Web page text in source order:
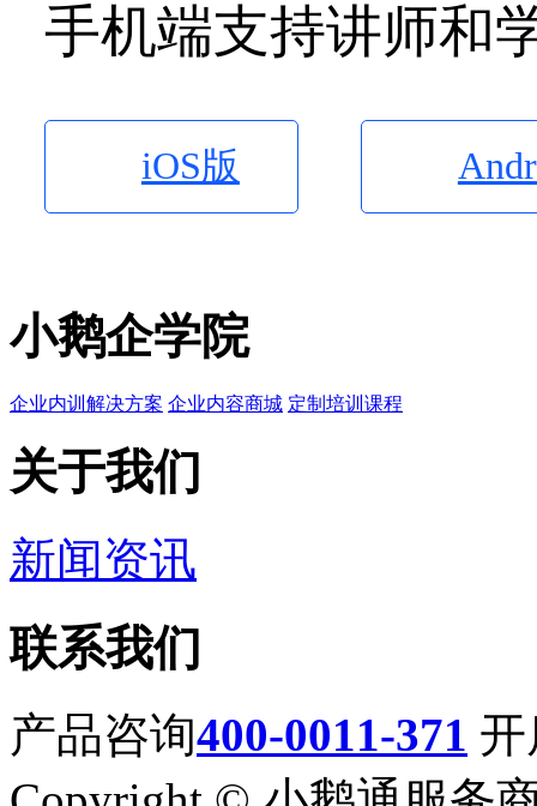
手机端支持讲师和
iOS版
小鹅企学院
企业内训解决方案 企业内容商城 定制培训课程
关于我们
新闻资讯
联系我们
产品咨询400-0011-371